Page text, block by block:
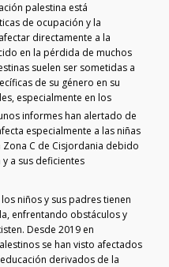
palestina está
de ocupación y la
directamente a la
en la pérdida de muchos
suelen ser sometidas a
de su género en su
especialmente en los
informes han alertado de
especialmente a las niñas
Zona C de Cisjordania debido
a sus deficientes
niños y sus padres tienen
enfrentando obstáculos y
Desde 2019 en
se han visto afectados
derivados de la